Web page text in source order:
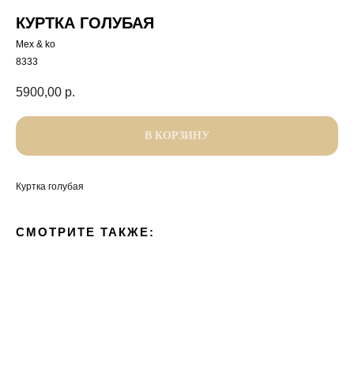
КУРТКА ГОЛУБАЯ
Mex & ko
8333
5900,00 р.
В КОРЗИНУ
Куртка голубая
СМОТРИТЕ ТАКЖЕ: